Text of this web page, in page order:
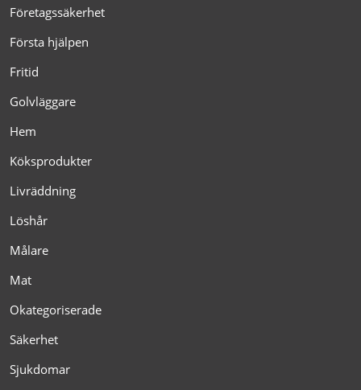
Företagssäkerhet
Första hjälpen
Fritid
Golvläggare
Hem
Köksprodukter
Livräddning
Löshår
Målare
Mat
Okategoriserade
Säkerhet
Sjukdomar